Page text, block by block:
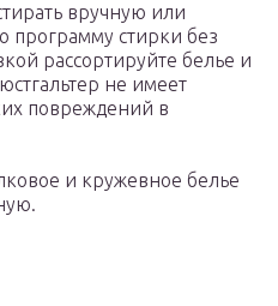
вручную или
программу стирки без
рассортируйте белье и
не имеет
повреждений в
и кружевное белье